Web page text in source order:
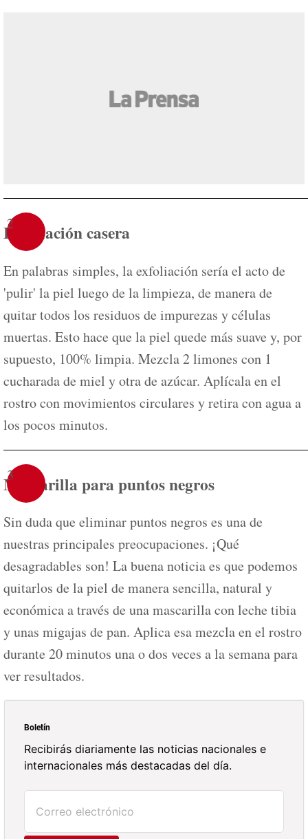
2
Exfoliación casera
En palabras simples, la exfoliación sería el acto de
'pulir' la piel luego de la limpieza, de manera de
quitar todos los residuos de impurezas y células
muertas. Esto hace que la piel quede más suave y, por
supuesto, 100% limpia. Mezcla 2 limones con 1
cucharada de miel y otra de azúcar. Aplícala en el
rostro con movimientos circulares y retira con agua a
los pocos minutos.
3
Mascarilla para puntos negros
Sin duda que eliminar puntos negros es una de
nuestras principales preocupaciones. ¡Qué
desagradables son! La buena noticia es que podemos
quitarlos de la piel de manera sencilla, natural y
económica a través de una mascarilla con leche tibia
y unas migajas de pan. Aplica esa mezcla en el rostro
durante 20 minutos una o dos veces a la semana para
ver resultados.
Boletín
Recibirás diariamente las noticias nacionales e
internacionales más destacadas del día.